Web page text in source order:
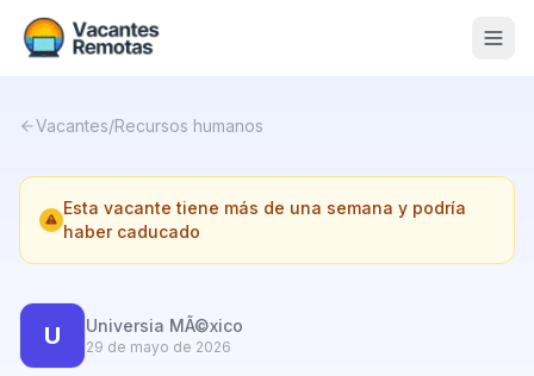
Nosotros
Contacto
Calculadora Freelance
Vacantes/Recursos humanos
Esta vacante tiene más de una semana y podría
haber caducado
U Universia MÃ©xico
29 de mayo de 2026